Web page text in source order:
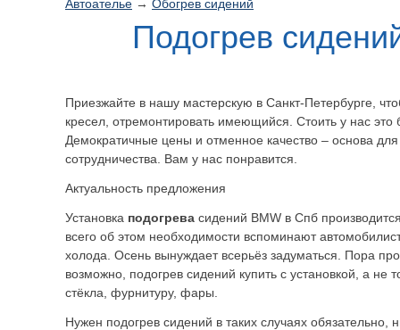
Автоателье → Обогрев сидений
Подогрев
Приезжайте в нашу мастерскую в Санкт-Петербурге,
кресел, отремонтировать имеющийся. Стоить у нас это
Демократичные цены и отменное качество – основа
сотрудничества. Вам у нас понравится.
Актуальность предложения
Установка подогрева сидений BMW в Спб
всего об этом необходимости вспоминают
холода. Осень вынуждает всерьёз задуматься. Пора
возможно, подогрев сидений купить с установкой, а не
стёкла, фурнитуру, фары.
Нужен подогрев сидений в таких случаях обязательно,